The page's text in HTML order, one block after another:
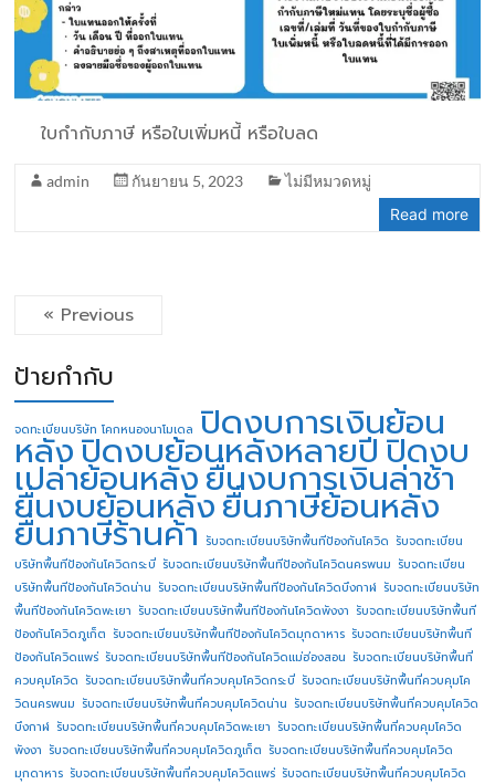
ใบกำกับภาษี หรือใบเพิ่มหนี้ หรือใบลด
admin กันยายน 5, 2023
ไม่มีหมวดหมู่
Read more
« Previous
ป้ายกำกับ
จดทะเบียนบริษัท โคกหนองนาโมเดล ปิดงบการเงินย้อน
หลังปิดงบย้อนหลังหลายปี ปิดงบ
เปล่าย้อนหลังยื่นงบการเงินล่าช้า
ยื่นงบย้อนหลังยื่นภาษีย้อนหลัง
ยื่นภาษีร้านค้า รับจดทะเบียนบริษัทพื้นทีป้องกันโควิด รับจดทะเบียน
บริษัทพื้นทีป้องกันโควิดกระบี่ รับจดทะเบียนบริษัทพื้นทีป้องกันโควิดนครพนม รับจดทะเบียน
บริษัทพื้นทีป้องกันโควิดน่าน รับจดทะเบียนบริษัทพื้นทีป้องกันโควิดบึงกาฬ รับจดทะเบียนบริษัท
พื้นทีป้องกันโควิดพะเยา รับจดทะเบียนบริษัทพื้นทีป้องกันโควิดพังงา รับจดทะเบียนบริษัทพื้นที
ป้องกันโควิดภูเก็ต รับจดทะเบียนบริษัทพื้นทีป้องกันโควิดมุกดาหาร รับจดทะเบียนบริษัทพื้นที
ป้องกันโควิดแพร่ รับจดทะเบียนบริษัทพื้นทีป้องกันโควิดแม่ฮ่องสอน รับจดทะเบียนบริษัทพื้นที่
ควบคุมโควิด รับจดทะเบียนบริษัทพื้นที่ควบคุมโควิดกระบี่ รับจดทะเบียนบริษัทพื้นที่ควบคุมโค
วิดนครพนม รับจดทะเบียนบริษัทพื้นที่ควบคุมโควิดน่าน รับจดทะเบียนบริษัทพื้นที่ควบคุมโควิด
บึงกาฬ รับจดทะเบียนบริษัทพื้นที่ควบคุมโควิดพะเยา รับจดทะเบียนบริษัทพื้นที่ควบคุมโควิด
พังงา รับจดทะเบียนบริษัทพื้นที่ควบคุมโควิดภูเก็ต รับจดทะเบียนบริษัทพื้นที่ควบคุมโควิด
มุกดาหาร รับจดทะเบียนบริษัทพื้นที่ควบคุมโควิดแพร่ รับจดทะเบียนบริษัทพื้นที่ควบคุมโควิด